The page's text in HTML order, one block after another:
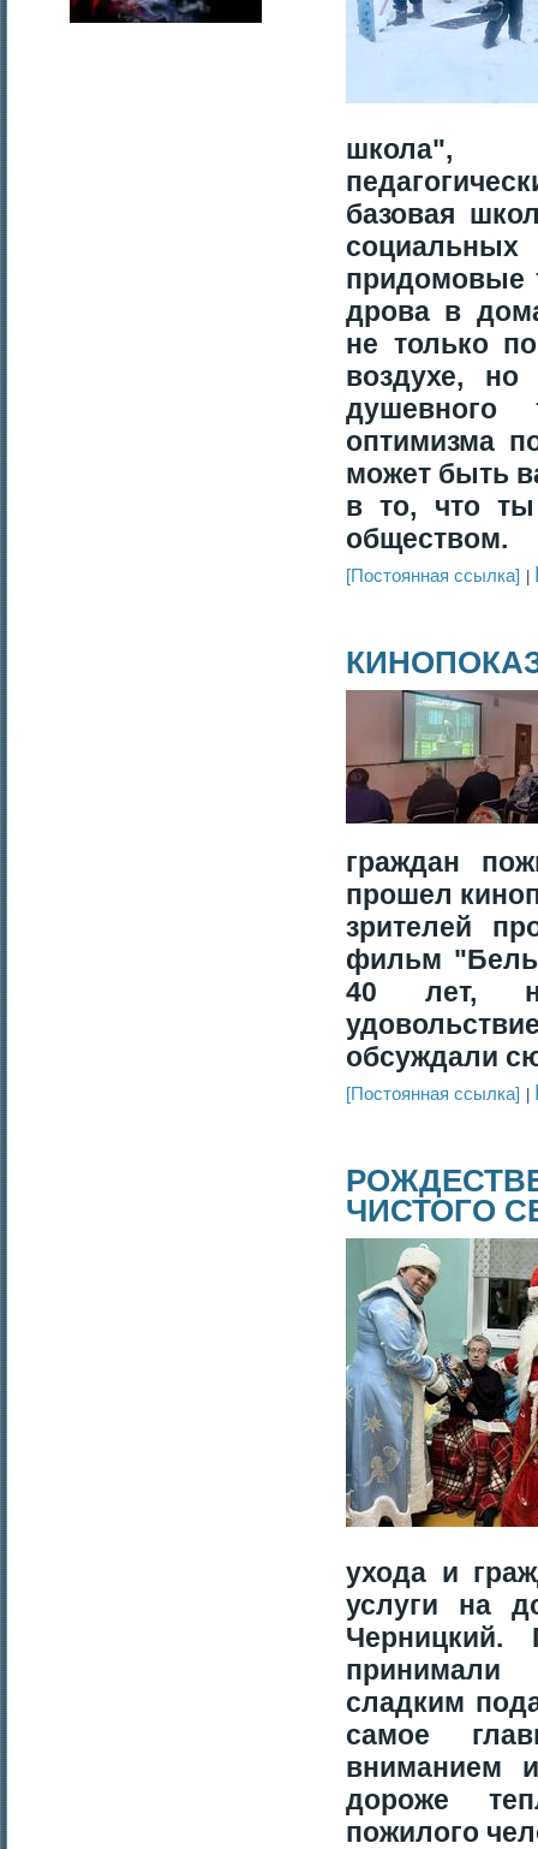
школа",
базовая
придомовые
дрова в
не только
воздухе, но
душевного
оптимизма
может быть
в то, что
обществом.
[Постоянная ссылка]
граждан
прошел
зрителей
фильм
40 лет,
обсуждали
[Постоянная ссылка]
ЧИСТОГО
ухода и
услуги на
Черницкий.
сладким
самое
вниманием
дороже
пожилого